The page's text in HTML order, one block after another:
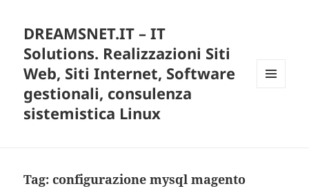
DREAMSNET.IT – IT
Solutions. Realizzazioni Siti
Web, Siti Internet, Software
gestionali, consulenza
sistemistica Linux
Tag:configurazione mysql magento